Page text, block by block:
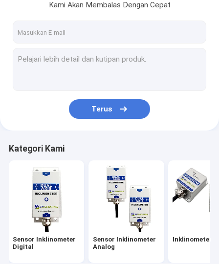
Inklinometer Nirkabel
Sensor Kompas Elektronik
Integrasi GNSS INS
Chip Akselerometer
Yang lain
Kami Akan Membalas Dengan Cepat
Terus
Kategori Kami
Sensor Inklinometer
Digital
Sensor Inklinometer
Analog
Inklinometer